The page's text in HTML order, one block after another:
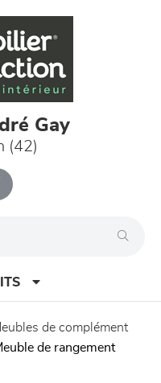
Gay
(42)
meubles de complément
meuble de rangement